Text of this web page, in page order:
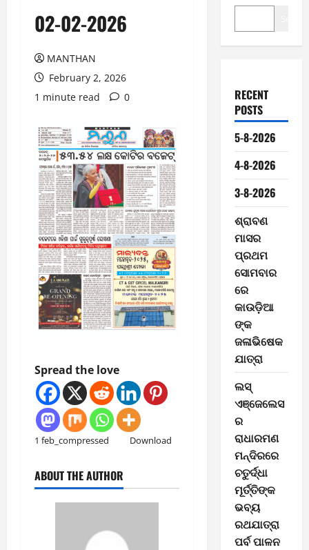
02-02-2026
MANTHAN
February 2, 2026
1 minute read
0
Spread the love
1 feb_compressed Download
ABOUT THE AUTHOR
RECENT
POSTS
5-8-2026
4-8-2026
3-8-2026
ଶ୍ରାବଣ
ମାସର
ପ୍ରଥମ
ସୋମବାର
ରେ
କାଉଡ଼ିଆ
ଙ୍କ
ଜଳାଭିଷେକ
ଯାତ୍ରା
ଲସ୍
ଏଞ୍ଜେଲେସ
ର
ରାଧାରମଣ
ମନ୍ଦିରରେ
ଚତୁର୍ଦ୍ଧା
ମୂର୍ତ୍ତିଙ୍କ
ଭବ୍ୟ
ରଥଯାତ୍ରା
ପର୍ବ ପାଳନ